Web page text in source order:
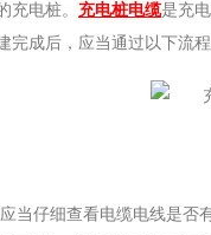
充电桩。 充电桩电缆是充
完成后，应当通过以下流
当仔细查看电缆电线是